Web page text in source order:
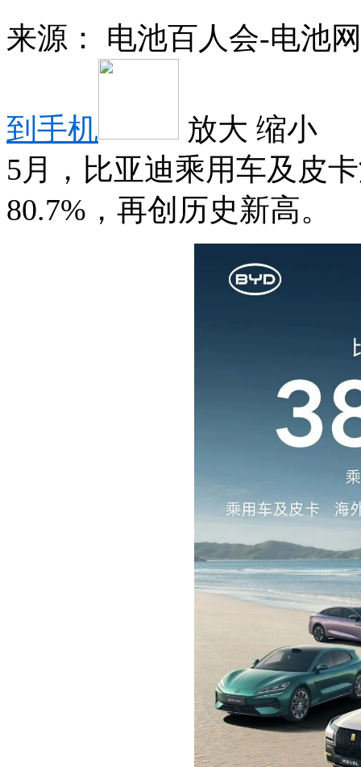
来源： 电池百人会-电池
到手机 放大 缩小
5月，比亚迪乘用车及皮
80.7%，再创历史新高。